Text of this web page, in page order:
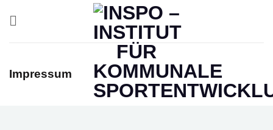
Impressum